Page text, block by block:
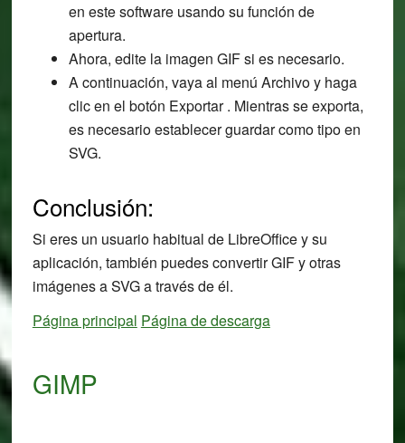
en este software usando su función de
apertura.
Ahora, edite la imagen GIF si es necesario.
A continuación, vaya al menú Archivo y haga
clic en el botón Exportar . Mientras se exporta,
es necesario establecer guardar como tipo en
SVG.
Conclusión:
Si eres un usuario habitual de LibreOffice y su
aplicación, también puedes convertir GIF y otras
imágenes a SVG a través de él.
Página principal Página de descarga
GIMP